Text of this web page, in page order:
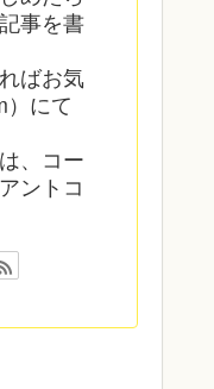
事を書
ばお気
にて
、コー
ントコ